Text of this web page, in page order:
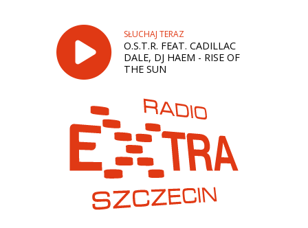
SŁUCHAJ TERAZ
O.S.T.R. FEAT. CADILLAC
DALE, DJ HAEM - RISE OF
THE SUN